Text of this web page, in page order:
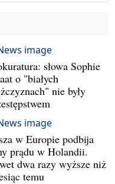
słowa Sophie
o "białych
nie były
w Europie podbija
prądu w Holandii.
dwa razy wyższe niż
temu